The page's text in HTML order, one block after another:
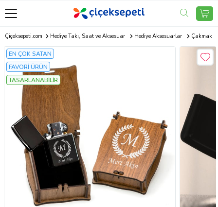
Çiçeksepeti.com Hediye Takı, Saat ve Aksesuar Hediye Aksesuarlar Çakmak
EN ÇOK SATAN
FAVORİ ÜRÜN
TASARLANABİLİR